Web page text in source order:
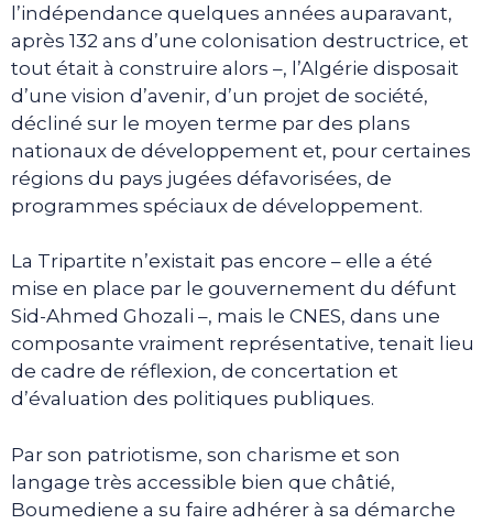
l’indépendance quelques années auparavant,
après 132 ans d’une colonisation destructrice, et
tout était à construire alors –, l’Algérie disposait
d’une vision d’avenir, d’un projet de société,
décliné sur le moyen terme par des plans
nationaux de développement et, pour certaines
régions du pays jugées défavorisées, de
programmes spéciaux de développement.
La Tripartite n’existait pas encore – elle a été
mise en place par le gouvernement du défunt
Sid-Ahmed Ghozali –, mais le CNES, dans une
composante vraiment représentative, tenait lieu
de cadre de réflexion, de concertation et
d’évaluation des politiques publiques.
Par son patriotisme, son charisme et son
langage très accessible bien que châtié,
Boumediene a su faire adhérer à sa démarche